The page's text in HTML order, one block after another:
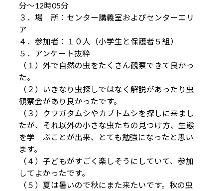
分～12時05分
３．場 所：センター講義室およびセンターエリ
ア
４．参加者：１０人（小学生と保護者５組）
５．アンケート抜粋
（１）外で自然の虫をたくさん観察できて良かっ
た。
（２）いきなり虫探しではなく解説があったり虫
観察会があり良かったです。
（３）クワガタムシやカブトムシを探しに来まし
たが、それ以外の小さな虫たちの見つけ方、生態
を学 ぶことが出来、とても勉強になったと思い
ます。
（４）子どもがすごく楽しそうにしていて、参加
してよかったです。
（５）夏は暑いので秋にまた来たいです。秋の虫